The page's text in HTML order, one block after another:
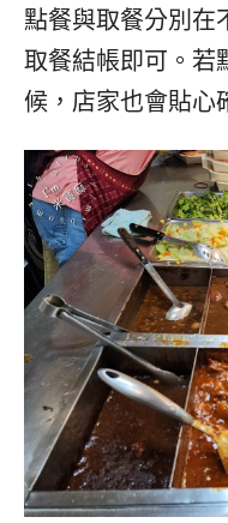
點餐與取餐分別在
取餐結帳即可。若
候，店家也會貼心